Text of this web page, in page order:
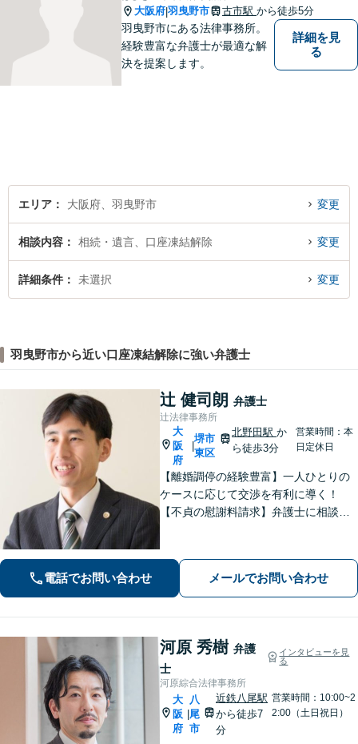
大阪府|羽曳野市 古市駅 から徒歩5分
羽曳野市にある法律事務所。
経験豊富な弁護士が最適な解
決を提案します。
詳細を見
る
エリア 大阪府、羽曳野市 変更
相談内容 相続・遺言、口座凍結解除 変更
詳細条件 未選択 変更
羽曳野市から近い口座凍結解除に強い弁護士
辻 健司朗 弁護士
辻法律事務所
大
阪
府
堺市
東区
北野田駅か
ら徒歩3分
営業時間：本
日定休日
【離婚調停の経験豊富】一人ひとりの
ケースに応じて交渉を有利に導く！
【不貞の慰謝料請求】弁護士に相談す
費・面会交流の問題にも対応】【北野
田駅3分】【完全個室で秘密厳守】
電話でお問い合わせ メールでお問い合わせ
河原 秀樹 弁護
士
インタビューを見
る
河原綜合法律事務所
大
阪
府
八
尾
市
近鉄八尾駅
から徒歩7
分
営業時間：10:00~2
2:00（土日祝日）